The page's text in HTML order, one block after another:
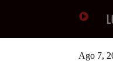

Ago 7,